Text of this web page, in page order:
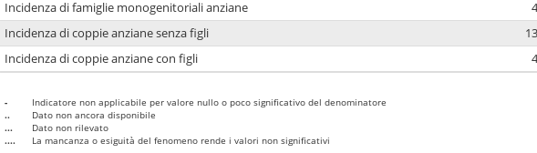
Incidenza di famiglie monogenitoriali anziane
Incidenza di coppie anziane senza figli
Incidenza di coppie anziane con figli
-
Indicatore non applicabile per valore nullo o poco significativo del denominatore
..
Dato non ancora disponibile
...
Dato non rilevato
....
La mancanza o esiguità del fenomeno rende i valori non significativi